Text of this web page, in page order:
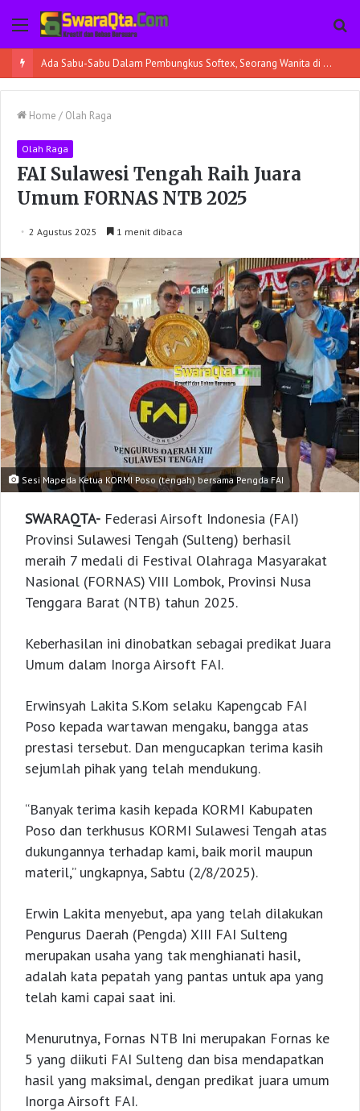
Menu
Ada Sabu-Sabu Dalam Pembungkus Softex, Seorang Wanita di Poso Pesisir Bersama Temannya Ditangkap
Home / Olah Raga
Olah Raga
FAI Sulawesi Tengah Raih Juara
Umum FORNAS NTB 2025
2 Agustus 2025 1 menit dibaca
Sesi Mapeda Ketua KORMI Poso (tengah) bersama Pengda FAI
SWARAQTA- Federasi Airsoft Indonesia (FAI)
Provinsi Sulawesi Tengah (Sulteng) berhasil
meraih 7 medali di Festival Olahraga Masyarakat
Nasional (FORNAS) VIII Lombok, Provinsi Nusa
Tenggara Barat (NTB) tahun 2025.
Keberhasilan ini dinobatkan sebagai predikat Juara
Umum dalam Inorga Airsoft FAI.
Erwinsyah Lakita S.Kom selaku Kapengcab FAI
Poso kepada wartawan mengaku, bangga atas
prestasi tersebut. Dan mengucapkan terima kasih
sejumlah pihak yang telah mendukung.
“Banyak terima kasih kepada KORMI Kabupaten
Poso dan terkhusus KORMI Sulawesi Tengah atas
dukungannya terhadap kami, baik moril maupun
materil,” ungkapnya, Sabtu (2/8/2025).
Erwin Lakita menyebut, apa yang telah dilakukan
Pengurus Daerah (Pengda) XIII FAI Sulteng
merupakan usaha yang tak menghianati hasil,
adalah kata pepatah yang pantas untuk apa yang
telah kami capai saat ini.
Menurutnya, Fornas NTB Ini merupakan Fornas ke
5 yang diikuti FAI Sulteng dan bisa mendapatkan
hasil yang maksimal, dengan predikat juara umum
Inorga Airsoft FAI.